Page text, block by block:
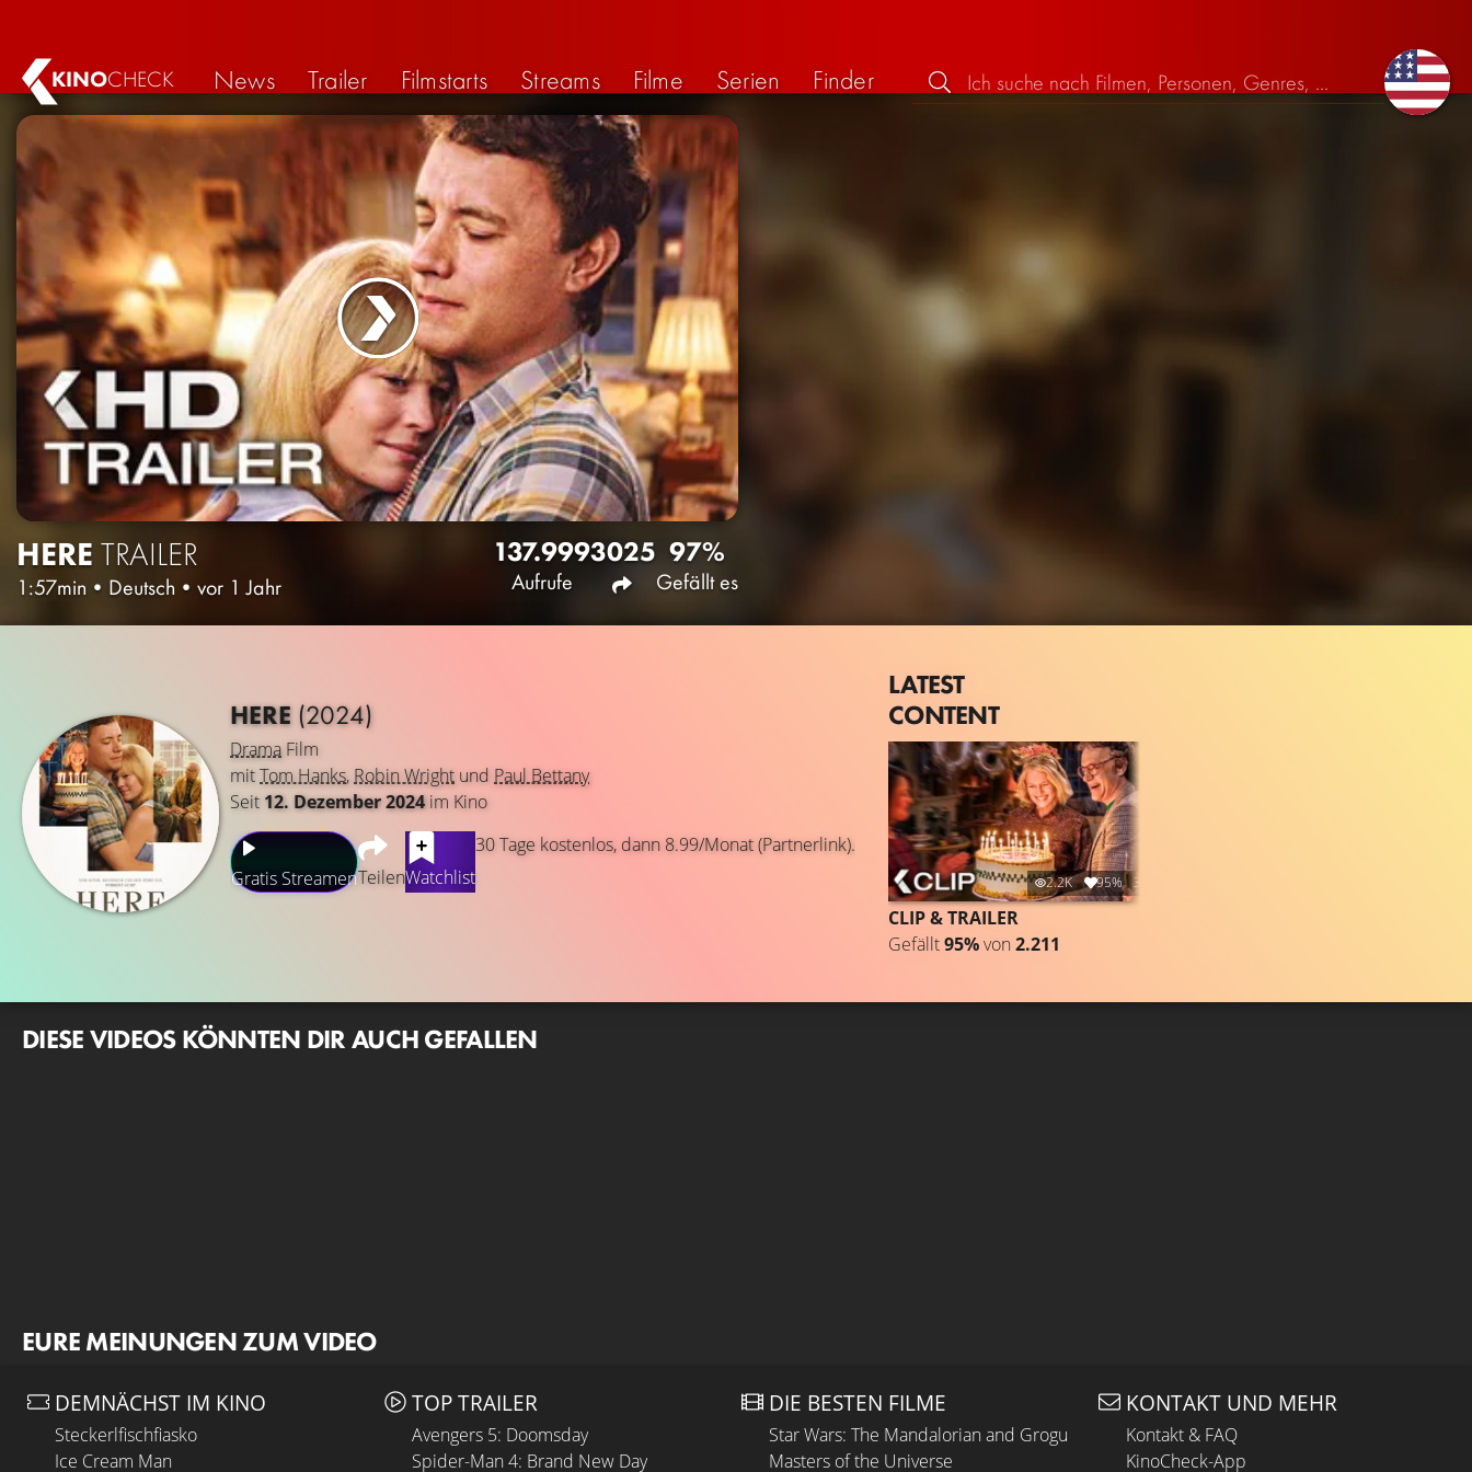
KINOCHECK News Trailer Filmstarts Streams Filme Serien Finder
HERE TRAILER
1:57min • Deutsch • vor 1 Jahr
137.999
Aufrufe
3025 97%
Gefällt es
HERE (2024)
DramaFilm
mitTom Hanks, Robin Wright und Paul Bettany
Seit 12. Dezember 2024im Kino
Gratis StreamenTeilenWatchlist
30 Tage kostenlos, dann 8.99/Monat (Partnerlink).
LATEST
CONTENT
2.2K 95% 3:59
CLIP & TRAILER
Gefällt95%von2.211
DIESE VIDEOS KÖNNTEN DIR AUCH GEFALLEN
EURE MEINUNGEN ZUM VIDEO
DEMNÄCHST IM KINO
Steckerlfischfiasko
Ice Cream Man
TOP TRAILER
Avengers 5: Doomsday
Spider-Man 4: Brand New Day
DIE BESTEN FILME
Star Wars: The Mandalorian and Grogu
Masters of the Universe
KONTAKT UND MEHR
Kontakt & FAQ
KinoCheck-App